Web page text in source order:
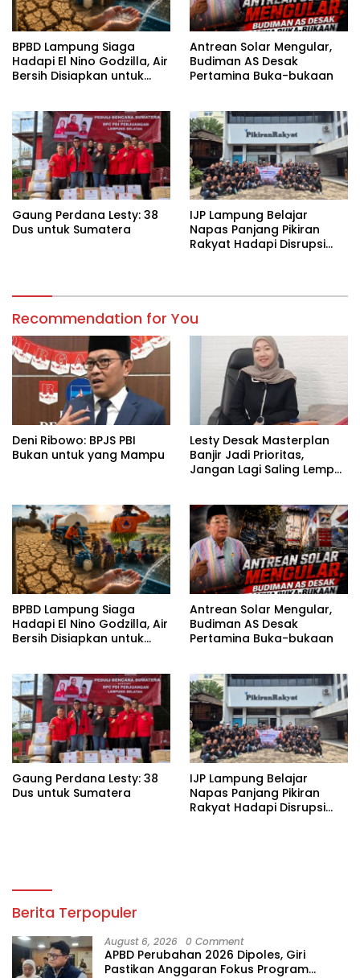
BPBD Lampung Siaga
Hadapi El Nino Godzilla, Air
Bersih Disiapkan untuk
Antrean Solar Mengular,
Budiman AS Desak
Pertamina Buka-bukaan
Gaung Perdana Lesty: 38
Dus untuk Sumatera
IJP Lampung Belajar
Napas Panjang Pikiran
Rakyat Hadapi Disrupsi
Recommendation for You
Deni Ribowo: BPJS PBI
Bukan untuk yang Mampu
Lesty Desak Masterplan
Banjir Jadi Prioritas,
Jangan Lagi Saling Lempar
BPBD Lampung Siaga
Hadapi El Nino Godzilla, Air
Bersih Disiapkan untuk
Antrean Solar Mengular,
Budiman AS Desak
Pertamina Buka-bukaan
Gaung Perdana Lesty: 38
Dus untuk Sumatera
IJP Lampung Belajar
Napas Panjang Pikiran
Rakyat Hadapi Disrupsi
Berita Terpopuler
August 6, 2026 0 Comment
APBD Perubahan 2026 Dipoles, Giri
Pastikan Anggaran Fokus Program